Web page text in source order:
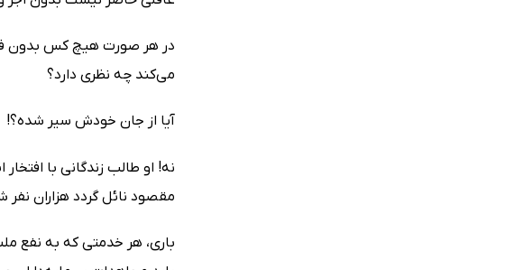
در هر صورت هیچ کس بدون
می‌کند چه نظری دارد؟
آیا از جان خودش سیر شده؟!
نه! او طالب زندگانی با
مقصود نائل گردد هزاران
باری، هر خدمتی که به نفع